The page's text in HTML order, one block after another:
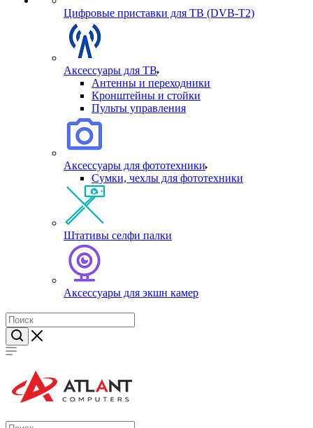
Цифровые приставки для ТВ (DVB-T2)
Аксессуары для ТВ
Антенны и переходники
Кронштейны и стойки
Пульты управления
Аксессуары для фототехники
Сумки, чехлы для фототехники
Штативы селфи палки
Аксессуары для экшн камер